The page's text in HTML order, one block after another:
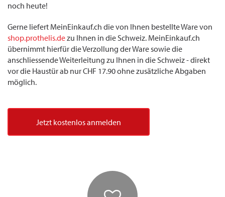
noch heute!
Gerne liefert MeinEinkauf.ch die von Ihnen bestellte Ware von
shop.prothelis.dezu Ihnen in die Schweiz. MeinEinkauf.ch
übernimmt hierfür die Verzollung der Ware sowie die
anschliessende Weiterleitung zu Ihnen in die Schweiz - direkt
vor die Haustür ab nur CHF 17.90 ohne zusätzliche Abgaben
möglich.
Jetzt kostenlos anmelden